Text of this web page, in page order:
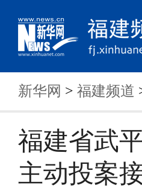
新华网 > 福建频道
福建省武
主动投案